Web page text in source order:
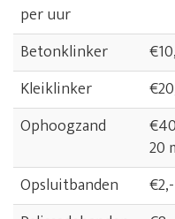
per uur
Betonklinker
Kleiklinker
Ophoogzand
20
Opsluitbanden